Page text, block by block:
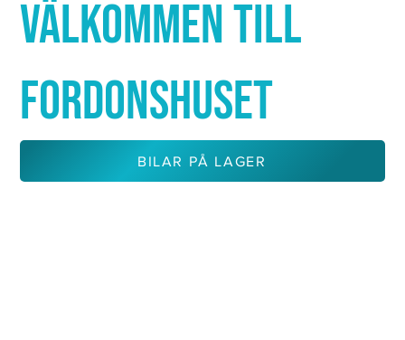
VÄLKOMMEN TILL
FORDONSHUSET
BILAR PÅ LAGER